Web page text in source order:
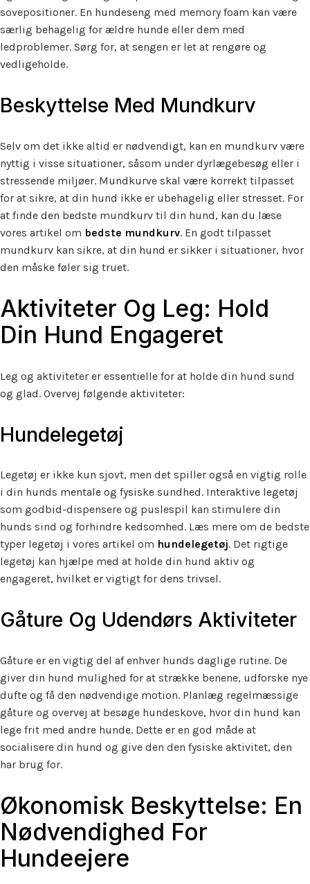
sovepositioner. En hundeseng med memory foam kan være
særlig behagelig for ældre hunde eller dem med
ledproblemer. Sørg for, at sengen er let at rengøre og
vedligeholde.
Beskyttelse Med Mundkurv
Selv om det ikke altid er nødvendigt, kan en mundkurv være
nyttig i visse situationer, såsom under dyrlægebesøg eller i
stressende miljøer. Mundkurve skal være korrekt tilpasset
for at sikre, at din hund ikke er ubehagelig eller stresset. For
at finde den bedste mundkurv til din hund, kan du læse
vores artikel om bedste mundkurv. En godt tilpasset
mundkurv kan sikre, at din hund er sikker i situationer, hvor
den måske føler sig truet.
Aktiviteter Og Leg: Hold
Din Hund Engageret
Leg og aktiviteter er essentielle for at holde din hund sund
og glad. Overvej følgende aktiviteter:
Hundelegetøj
Legetøj er ikke kun sjovt, men det spiller også en vigtig rolle
i din hunds mentale og fysiske sundhed. Interaktive legetøj
som godbid-dispensere og puslespil kan stimulere din
hunds sind og forhindre kedsomhed. Læs mere om de bedste
typer legetøj i vores artikel om hundelegetøj. Det rigtige
legetøj kan hjælpe med at holde din hund aktiv og
engageret, hvilket er vigtigt for dens trivsel.
Gåture Og Udendørs Aktiviteter
Gåture er en vigtig del af enhver hunds daglige rutine. De
giver din hund mulighed for at strække benene, udforske nye
dufte og få den nødvendige motion. Planlæg regelmæssige
gåture og overvej at besøge hundeskove, hvor din hund kan
lege frit med andre hunde. Dette er en god måde at
socialisere din hund og give den den fysiske aktivitet, den
har brug for.
Økonomisk Beskyttelse: En
Nødvendighed For
Hundeejere